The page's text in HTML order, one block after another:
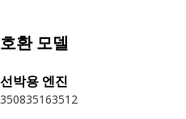
호환 모델
선박용 엔진
350835163512